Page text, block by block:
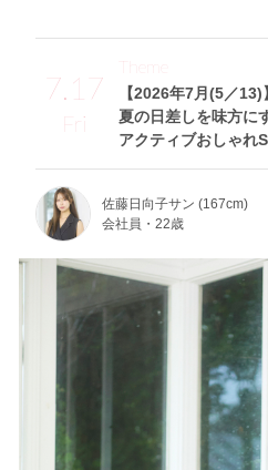
7.17
Fri
【2026年7月(5／13)】
夏の日差しを味方に
アクティブおしゃれ
Theme
佐藤日向子サン (167cm)
会社員・22歳